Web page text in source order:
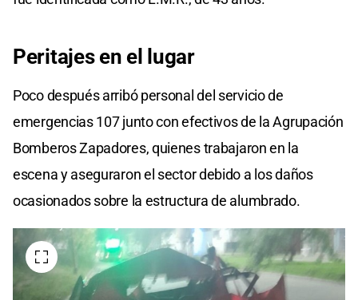
Peritajes en el lugar
Poco después arribó personal del servicio de
emergencias 107 junto con efectivos de la Agrupación
Bomberos Zapadores, quienes trabajaron en la
escena y aseguraron el sector debido a los daños
ocasionados sobre la estructura de alumbrado.